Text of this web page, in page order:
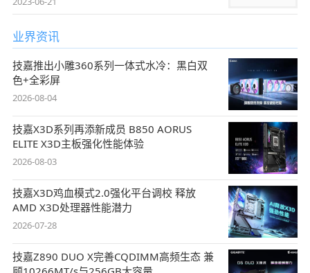
业界资讯
技嘉推出小雕360系列一体式水冷：黑白双
色+全彩屏
2026-08-04
技嘉X3D系列再添新成员 B850 AORUS
ELITE X3D主板强化性能体验
2026-08-03
技嘉X3D鸡血模式2.0强化平台调校 释放
AMD X3D处理器性能潜力
2026-07-28
技嘉Z890 DUO X完善CQDIMM高频生态 兼